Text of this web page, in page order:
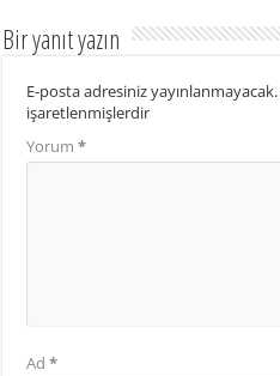
Bir yanıt yazın
E-posta adresiniz yayınlanmayacak.
işaretlenmişlerdir
Yorum*
Ad*